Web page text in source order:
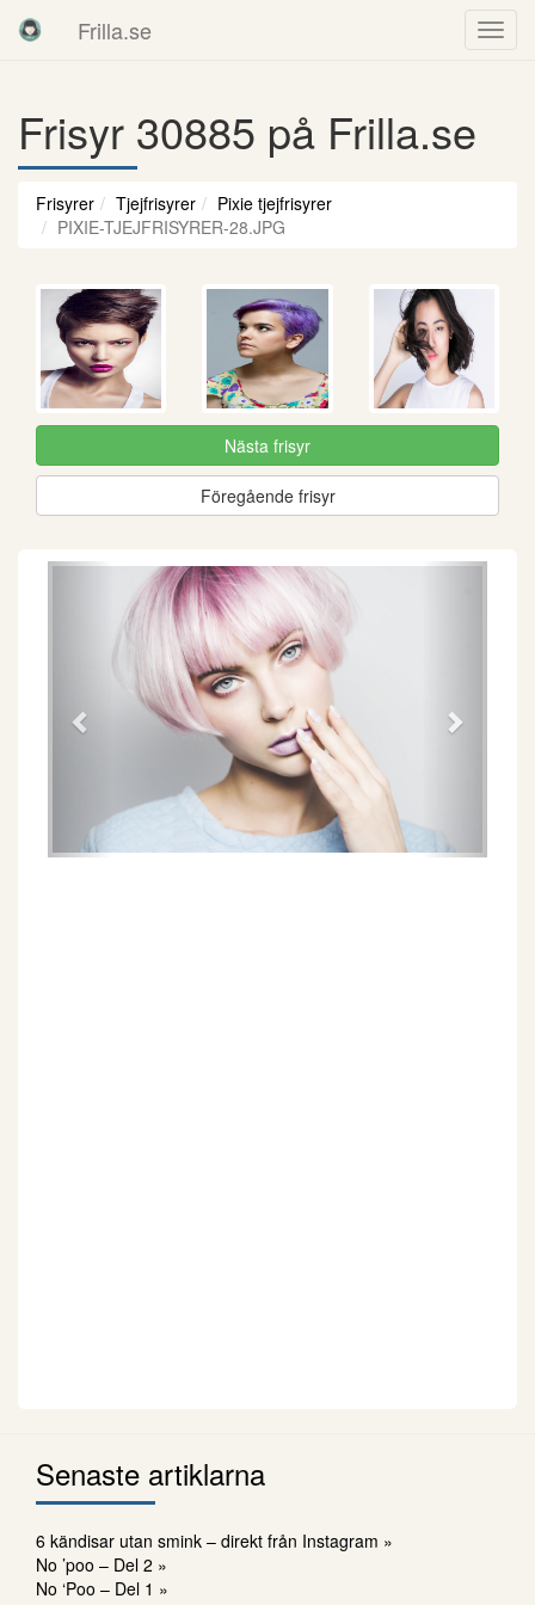
Frilla.se
Frisyr 30885 på Frilla.se
Frisyrer Tjejfrisyrer
Pixie tjejfrisyrer
PIXIE-TJEJFRISYRER-28.JPG
Nästa frisyr
Föregående frisyr
Föregående
Senaste artiklarna
6 kändisar utan smink – direkt från Instagram »
No ’poo – Del 2 »
No ‘Poo – Del 1 »